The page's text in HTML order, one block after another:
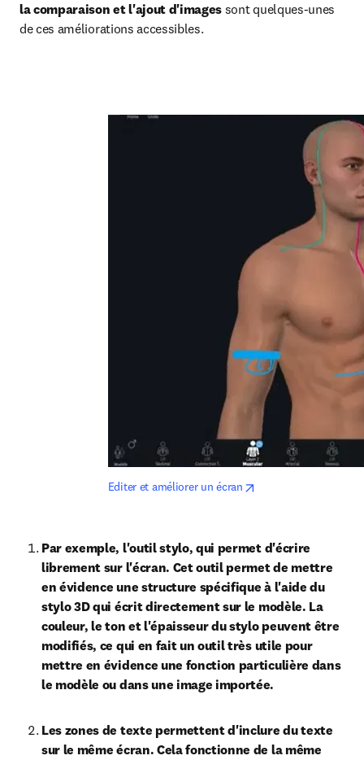
la comparaison et l'ajout d'images sont quelques-unes
de ces améliorations accessibles.
Editer et améliorer un écran
Par exemple, l'outil stylo, qui permet d'écrire
librement sur l'écran. Cet outil permet de mettre
en évidence une structure spécifique à l'aide du
stylo 3D qui écrit directement sur le modèle. La
couleur, le ton et l'épaisseur du stylo peuvent être
modifiés, ce qui en fait un outil très utile pour
mettre en évidence une fonction particulière dans
le modèle ou dans une image importée.
Les zones de texte permettent d'inclure du texte
sur le même écran. Cela fonctionne de la même